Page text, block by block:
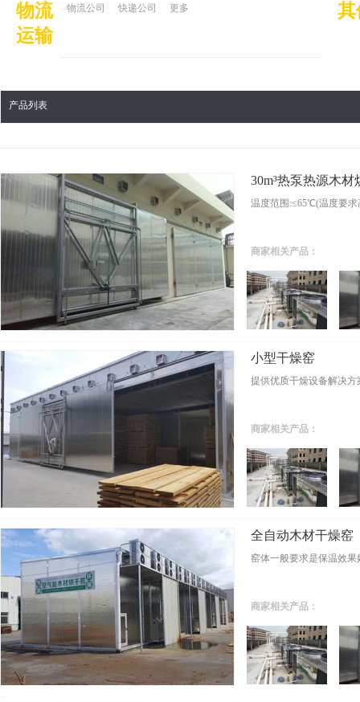
物流
运输
物流公司 快递公司 更多 其
产品列表
30m³热泵热源木材
温度范围:≤65℃(温度要求
商家相关产品：
小型干燥窑
提供优质干燥设备解决方
商家相关产品：
全自动木材干燥窑
窑体一般要求是保温效
商家相关产品：